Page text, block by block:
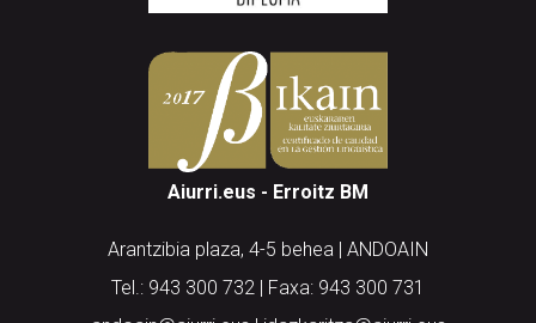
Aiurri.eus - Erroitz BM
Arantzibia plaza, 4-5 behea | ANDOAIN
Tel.: 943 300 732 | Faxa: 943 300 731